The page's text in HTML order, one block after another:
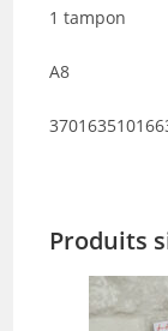
1 tampon
A8
Produits